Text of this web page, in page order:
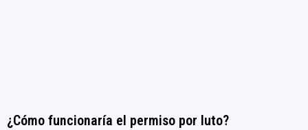
¿Cómo funcionaría el permiso por luto?